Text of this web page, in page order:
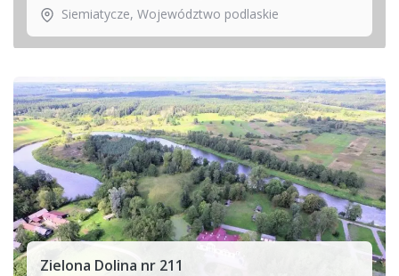
Siemiatycze, Województwo podlaskie
Zielona Dolina nr 211